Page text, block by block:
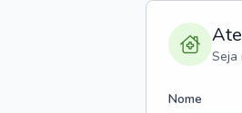
Seja
Nome